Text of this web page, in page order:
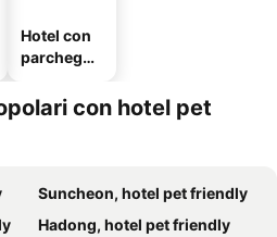
Hotel con
parcheggi
con hotel pet
Suncheon, hotel pet friendly
Hadong, hotel pet friendly